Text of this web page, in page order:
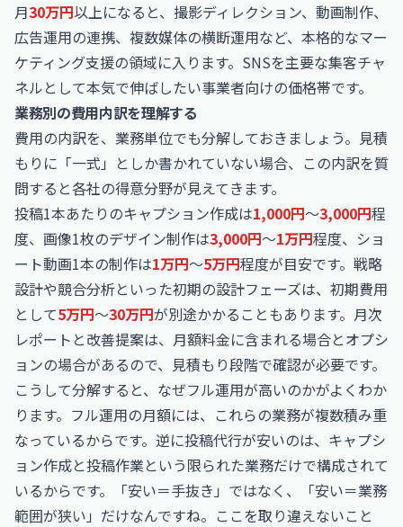
月30万円以上になると、撮影ディレクション、動画制作、
広告運用の連携、複数媒体の横断運用など、本格的なマー
ケティング支援の領域に入ります。SNSを主要な集客チャ
ネルとして本気で伸ばしたい事業者向けの価格帯です。
業務別の費用内訳を理解する
費用の内訳を、業務単位でも分解しておきましょう。見積
もりに「一式」としか書かれていない場合、この内訳を質
問すると各社の得意分野が見えてきます。
投稿1本あたりのキャプション作成は1,000円〜3,000円程
度、画像1枚のデザイン制作は3,000円〜1万円程度、ショ
ート動画1本の制作は1万円〜5万円程度が目安です。戦略
設計や競合分析といった初期の設計フェーズは、初期費用
として5万円〜30万円が別途かかることもあります。月次
レポートと改善提案は、月額料金に含まれる場合とオプシ
ョンの場合があるので、見積もり段階で確認が必要です。
こうして分解すると、なぜフル運用が高いのかがよくわか
ります。フル運用の月額には、これらの業務が複数積み重
なっているからです。逆に投稿代行が安いのは、キャプシ
ョン作成と投稿作業という限られた業務だけで構成されて
いるからです。「安い＝手抜き」ではなく、「安い＝業務
範囲が狭い」だけなんですね。ここを取り違えないこと